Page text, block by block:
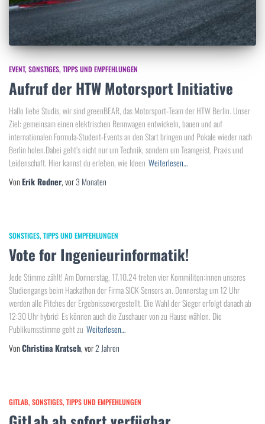
EVENT SONSTIGES TIPPS UND EMPFEHLUNGEN
Aufruf der HTW Motorsport Initiative
Hallo liebe Studis, wir sind greenBEAR, das Motorsport-Team der HTW Berlin. Unser
Ziel: gemeinsam einen elektrischen Rennwagen entwickeln, bauen und auf
internationalen Formula-Student-Events an den Start bringen und Pokale wieder nach
Berlin holen.Dabei geht’s nicht nur um Technik, sondern um Teamgeist, Praxis und
Leidenschaft. Hier kannst du erleben, wie Ideen Weiterlesen…
VonErik Rodner, vor3 Monaten
SONSTIGES TIPPS UND EMPFEHLUNGEN
Vote for Ingenieurinformatik!
Jede Stimme zählt! Am Donnerstag, 17.10.24 treten vier Kommiliton:innen unseres
Studiengangs beim Hackathon der Firma SICK Sensors an. Donnerstag um 12 Uhr
werden alle Pitches der Ergebnissevorgestellt. Die Wahl der Sieger erfolgt danach ab
12:30 Uhr hybrid: Es können auch die Zuschauer von zu Hause wählen. Die
Publikumsstimme geht zu Weiterlesen…
VonChristina Kratsch, vor2 Jahren
GITLAB SONSTIGES TIPPS UND EMPFEHLUNGEN